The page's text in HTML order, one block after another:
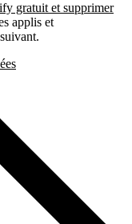
gratuit et supprimer
applis et